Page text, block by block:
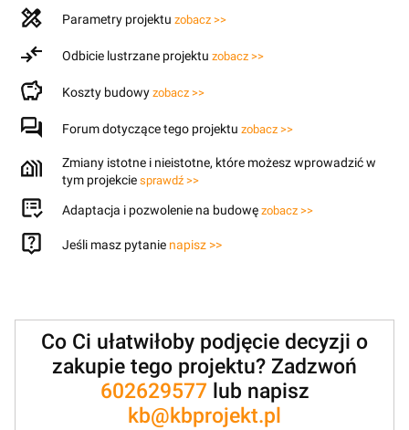
Parametry projektu zobacz >>
Odbicie lustrzane projektu zobacz >>
Koszty budowy zobacz >>
Forum dotyczące tego projektu zobacz >>
Zmiany istotne i nieistotne, które możesz wprowadzić w
tym projekcie sprawdź >>
Adaptacja i pozwolenie na budowę zobacz >>
Jeśli masz pytanie napisz >>
Co Ci ułatwiłoby podjęcie decyzji o
zakupie tego projektu? Zadzwoń
602629577lub napisz
kb@kbprojekt.pl